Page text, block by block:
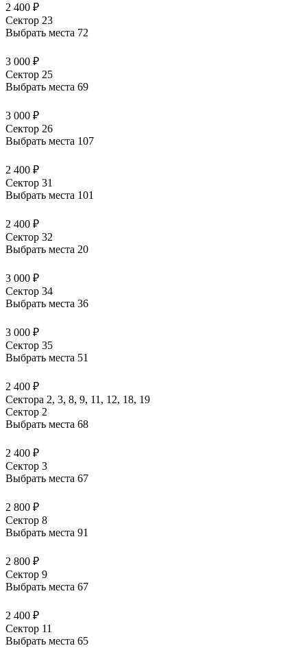
2 400 ₽
Сектор 23
Выбрать места 72
3 000 ₽
Сектор 25
Выбрать места 69
3 000 ₽
Сектор 26
Выбрать места 107
2 400 ₽
Сектор 31
Выбрать места 101
2 400 ₽
Сектор 32
Выбрать места 20
3 000 ₽
Сектор 34
Выбрать места 36
3 000 ₽
Сектор 35
Выбрать места 51
2 400 ₽
Сектора 2, 3, 8, 9, 11, 12, 18, 19
Сектор 2
Выбрать места 68
2 400 ₽
Сектор 3
Выбрать места 67
2 800 ₽
Сектор 8
Выбрать места 91
2 800 ₽
Сектор 9
Выбрать места 67
2 400 ₽
Сектор 11
Выбрать места 65